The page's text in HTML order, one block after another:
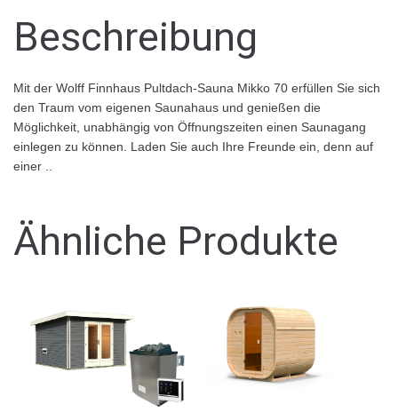
Beschreibung
Mit der Wolff Finnhaus Pultdach-Sauna Mikko 70 erfüllen Sie sich
den Traum vom eigenen Saunahaus und genießen die
Möglichkeit, unabhängig von Öffnungszeiten einen Saunagang
einlegen zu können. Laden Sie auch Ihre Freunde ein, denn auf
einer ..
Ähnliche Produkte